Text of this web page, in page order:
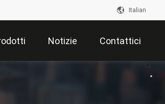
Italian
Notizie Contattici